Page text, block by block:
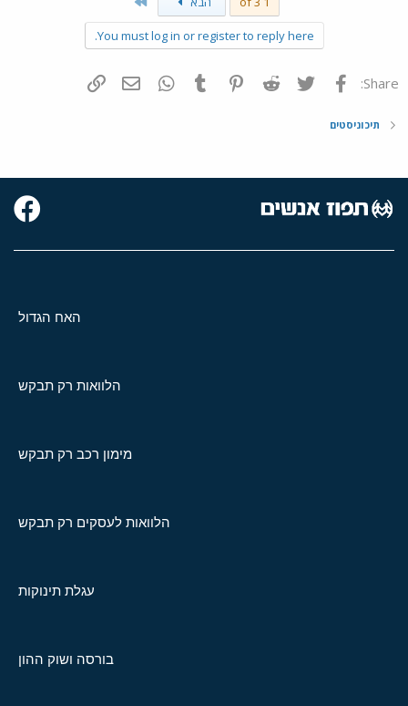
You must log in or register to reply here.
Share: פייסבוק Twitter
Reddit
Pinterest
Tumblr
WhatsAppדואר אלקטרוני
תיכוניסטים
האח הגדול
הלוואות רק תבקש
מימון רכב רק תבקש
הלוואות לעסקים רק תבקש
עגלת תינוקות
בורסה ושוק ההון